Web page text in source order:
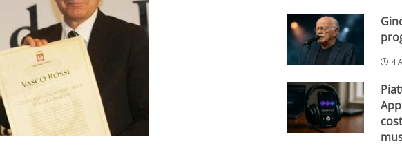
4